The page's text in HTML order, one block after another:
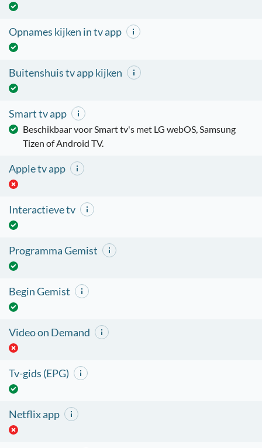
Opnames kijken in tv app
Buitenshuis tv app kijken
Smart tv app
Beschikbaar voor Smart tv's met LG webOS, Samsung
Tizen of Android TV.
Apple tv app
Interactieve tv
Programma Gemist
Begin Gemist
Video on Demand
Tv-gids (EPG)
Netflix app